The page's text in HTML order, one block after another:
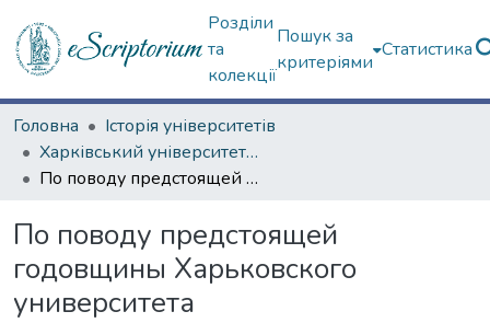
Розділи
та
колекції
Пошук за
критеріями
Статистика
Головна
Історія університетів
Харківський університет (сторінками періодичних видань)
По поводу предстоящей годовщины Харьковского университета
По поводу предстоящей
годовщины Харьковского
университета